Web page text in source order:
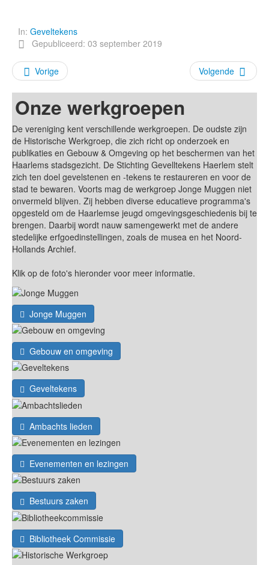
In: Geveltekens
Gepubliceerd: 03 september 2019
Vorige Volgende
Onze werkgroepen
De vereniging kent verschillende werkgroepen. De oudste zijn
de Historische Werkgroep, die zich richt op onderzoek en
publikaties en Gebouw & Omgeving op het beschermen van het
Haarlems stadsgezicht. De Stichting Gevelltekens Haerlem stelt
zich ten doel gevelstenen en -tekens te restaureren en voor de
stad te bewaren. Voorts mag de werkgroep Jonge Muggen niet
onvermeld blijven. Zij hebben diverse educatieve programma's
opgesteld om de Haarlemse jeugd omgevingsgeschiedenis bij te
brengen. Daarbij wordt nauw samengewerkt met de andere
stedelijke erfgoedinstellingen, zoals de musea en het Noord-
Hollands Archief.
Klik op de foto's hieronder voor meer informatie.
Jonge Muggen
Gebouw en omgeving
Geveltekens
Ambachts lieden
Evenementen en lezingen
Bestuurs zaken
Bibliotheek Commissie